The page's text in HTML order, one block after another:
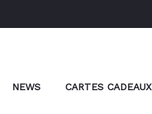
NEWS CARTES CADEAUX